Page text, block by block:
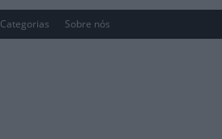
Categorias Sobre nós